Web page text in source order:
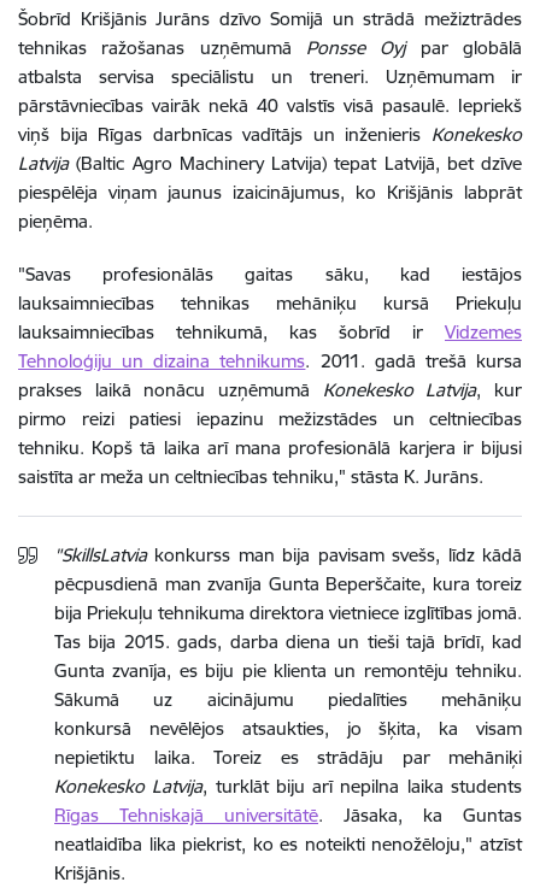
Šobrīd Krišjānis Jurāns dzīvo Somijā un strādā mežiztrādes
tehnikas ražošanas uzņēmumā Ponsse Oyjpar globālā
atbalsta servisa speciālistu un treneri. Uzņēmumam ir
pārstāvniecības vairāk nekā 40 valstīs visā pasaulē. Iepriekš
viņš bija Rīgas darbnīcas vadītājs un inženieris Konekesko
Latvija(Baltic Agro Machinery Latvija) tepat Latvijā, bet dzīve
piespēlēja viņam jaunus izaicinājumus, ko Krišjānis labprāt
pieņēma.
"Savas profesionālās gaitas sāku, kad iestājos
lauksaimniecības tehnikas mehāniķu kursā Priekuļu
lauksaimniecības tehnikumā, kas šobrīd ir Vidzemes
Tehnoloģiju un dizaina tehnikums. 2011. gadā trešā kursa
prakses laikā nonācu uzņēmumā Konekesko Latvija, kur
pirmo reizi patiesi iepazinu mežizstādes un celtniecības
tehniku. Kopš tā laika arī mana profesionālā karjera ir bijusi
saistīta ar meža un celtniecības tehniku," stāsta K. Jurāns.
"SkillsLatviakonkurss man bija pavisam svešs, līdz kādā
pēcpusdienā man zvanīja Gunta Beperščaite, kura toreiz
bija Priekuļu tehnikuma direktora vietniece izglītības jomā.
Tas bija 2015. gads, darba diena un tieši tajā brīdī, kad
Gunta zvanīja, es biju pie klienta un remontēju tehniku.
Sākumā uz aicinājumu piedalīties mehāniķu
konkursā nevēlējos atsaukties, jo šķita, ka visam
nepietiktu laika. Toreiz es strādāju par mehāniķi
Konekesko Latvija, turklāt biju arī nepilna laika students
Rīgas Tehniskajā universitātē. Jāsaka, ka Guntas
neatlaidība lika piekrist, ko es noteikti nenožēloju," atzīst
Krišjānis.